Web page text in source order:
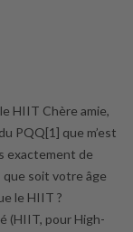
HIIT Chère amie,
PQQ[1] que m’est
exactement de
soit votre âge
le HIIT ?
(HIIT, pour High-